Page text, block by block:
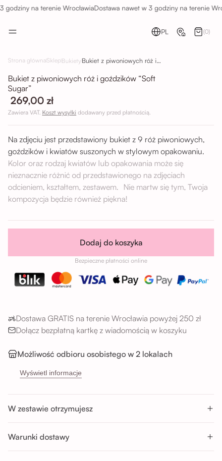
na terenie WrocławiaDostawa nawet w 3 godziny na terenie
PL (0)
Strona główna Sklep Bukiety Bukiet z piwoniowych róż i goździków “Soft Sugar”
Bukiet z piwoniowych róż i goździków “Soft
Sugar”
269,00 zł
Zawiera VAT. Koszt wysyłki dodawany przed płatnością.
Na zdjęciu jest przedstawiony bukiet z 9 róż piwoniowych,
goździków i kwiatów suszonych w stylowym opakowaniu.
Kolor oraz rodzaj kwiatów lub opakowania może się
nieznacznie różnić od przedstawionego na zdjęciach
odcieniem, kształtem, zestawem. Nie martw się tym, Twoja
kompozycja będzie również piękna!
Dodaj do koszyka
Bezpieczne płatności online
Dostawa GRATIS na terenie Wrocławia powyżej 250 zł
Dołącz bezpłatną kartkę z wiadomością w koszyku
Możliwość odbioru osobistego w 2 lokalach
Sikorskiego 5H, 53-659 Wrocław
Godziny odbioru:
Pon-Sob : 11:00 - 14:00; 14:00 - 17:00; 17:00 - 20:00
Nd : 11:00 - 14:00; 14:00 - 17:00
Wyświetl informacje
W zestawie otrzymujesz
Warunki dostawy